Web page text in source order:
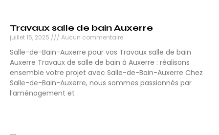
Travaux salle de bain Auxerre
juillet 15, 2025 Aucun commentaire
Salle-de-Bain-Auxerre pour vos Travaux salle de bain
Auxerre Travaux de salle de bain à Auxerre : réalisons
ensemble votre projet avec Salle-de-Bain-Auxerre Chez
Salle-de-Bain-Auxerre, nous sommes passionnés par
l’aménagement et